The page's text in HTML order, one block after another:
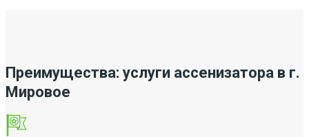
Преимущества: услуги ассенизатора в г.
Мировое